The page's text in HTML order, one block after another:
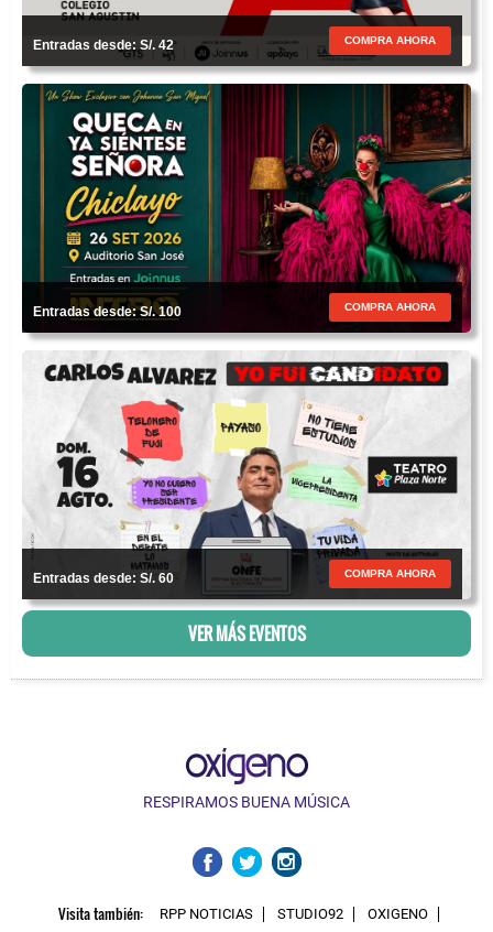
Entradas desde: S/. 42 COMPRA AHORA
Entradas desde: S/. 100 COMPRA AHORA
Entradas desde: S/. 60 COMPRA AHORA
VER MÁS EVENTOS
RESPIRAMOS BUENA MÚSICA
Visita también: RPP NOTICIAS STUDIO92
OXIGENO